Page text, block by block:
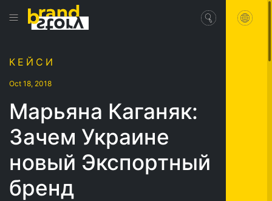
КЕЙСИ
Oct 18, 2018
Марьяна Каганяк:
Зачем Украине
новый Экспортный
бренд